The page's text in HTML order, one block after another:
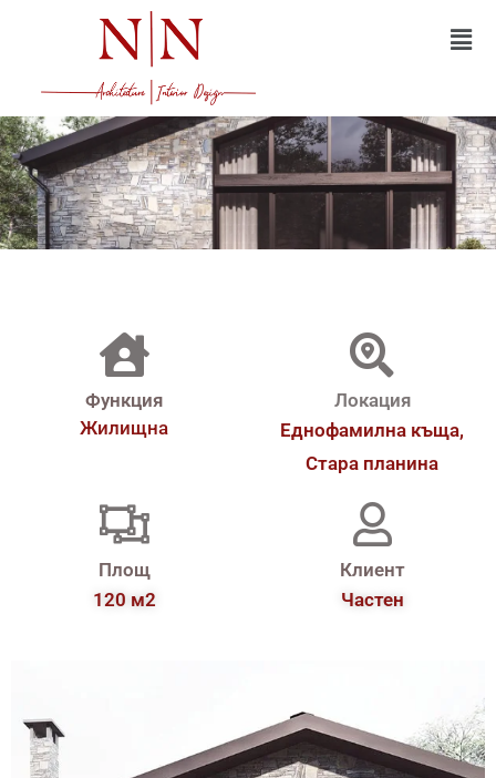
Функция
Жилищна
Локация
Еднофамилна къща,
Стара планина
Площ
120 м2
Клиент
Частен